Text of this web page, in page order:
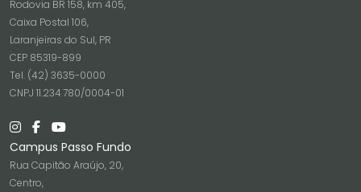
Rodovia BR 158, km 405,
Caixa Postal 106,
Laranjeiras do Sul, PR
CEP 85319-899
Tel. (42) 3635-0000
CNPJ 11.234.780/0004-01
Campus Passo Fundo
Rua Capitão Araújo, 20,
Centro,